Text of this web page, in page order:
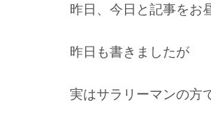
昨日、今日と記事をお
昨日も書きましたが
実はサラリーマンの方